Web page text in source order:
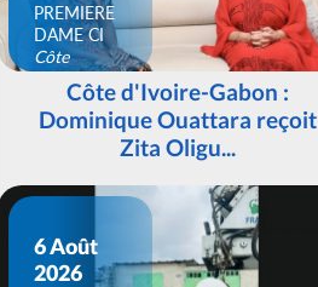
PREMIERE
DAME CI
Côte
d'IvoireCôte d'Ivoire-Gabon :
Dominique Ouattara reçoit
Zita Oligu...
6 Août
2026